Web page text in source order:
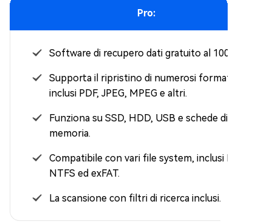
Pro:
Software di recupero dati gratuito al 100%.
Supporta il ripristino di numerosi formati di file,
inclusi PDF, JPEG, MPEG e altri.
Funziona su SSD, HDD, USB e schede di
memoria.
Compatibile con vari file system, inclusi FAT,
NTFS ed exFAT.
La scansione con filtri di ricerca inclusi.